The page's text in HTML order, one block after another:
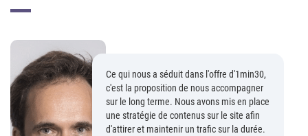
Ce qui nous a séduit dans l'offre d'1min30,
c'est la proposition de nous accompagner
sur le long terme. Nous avons mis en place
une stratégie de contenus sur le site afin
d'attirer et maintenir un trafic sur la durée.